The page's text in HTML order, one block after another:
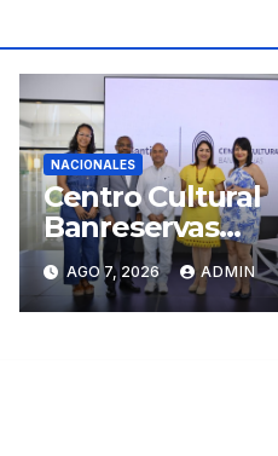
NACIONALES
Centro Cultural
Banreservas
Santiago
Primer
Artesanos de
AGO 7, 2026 ADMIN